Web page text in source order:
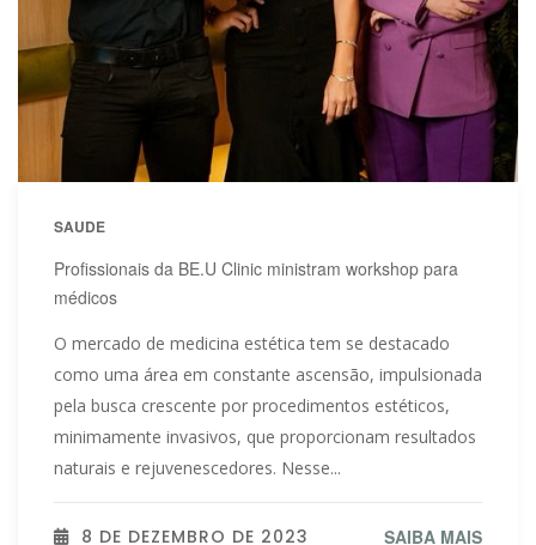
SAUDE
Profissionais da BE.U Clinic ministram workshop para
médicos
O mercado de medicina estética tem se destacado
como uma área em constante ascensão, impulsionada
pela busca crescente por procedimentos estéticos,
minimamente invasivos, que proporcionam resultados
naturais e rejuvenescedores. Nesse...
8 DE DEZEMBRO DE 2023 SAIBA MAIS